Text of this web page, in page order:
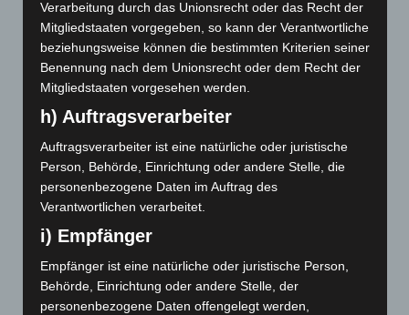
Juni 2022
Mai 2022
Februar 2022
Dezember 2021
November 2021
Juni 2021
Mai 2021
Verarbeitung durch das Unionsrecht oder das Recht der
Mitgliedstaaten vorgegeben, so kann der Verantwortliche
beziehungsweise können die bestimmten Kriterien seiner
Benennung nach dem Unionsrecht oder dem Recht der
Mitgliedstaaten vorgesehen werden.
h) Auftragsverarbeiter
Auftragsverarbeiter ist eine natürliche oder juristische
Person, Behörde, Einrichtung oder andere Stelle, die
personenbezogene Daten im Auftrag des
Verantwortlichen verarbeitet.
i) Empfänger
Empfänger ist eine natürliche oder juristische Person,
Behörde, Einrichtung oder andere Stelle, der
personenbezogene Daten offengelegt werden,